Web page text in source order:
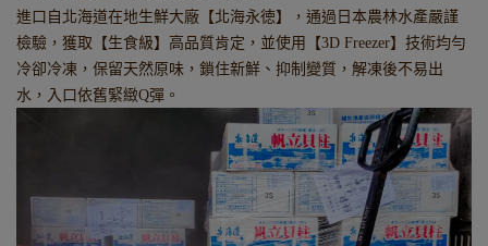
進口自北海道在地生鮮大廠【北海永徳】，通過日本農林水產嚴謹
檢驗，獲取【生食級】高品質肯定，並使用【3D Freezer】技術均勻
冷卻冷凍，保留天然原味，鎖住新鮮、抑制變質，解凍後不易出
水，入口依舊緊緻Q彈。